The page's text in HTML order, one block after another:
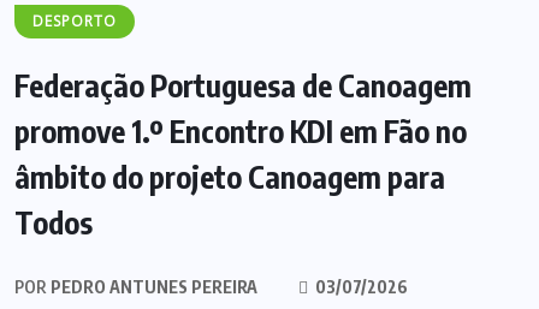
DESPORTO
Federação Portuguesa de Canoagem
promove 1.º Encontro KDI em Fão no
âmbito do projeto Canoagem para
Todos
POR PEDRO ANTUNES PEREIRA
03/07/2026